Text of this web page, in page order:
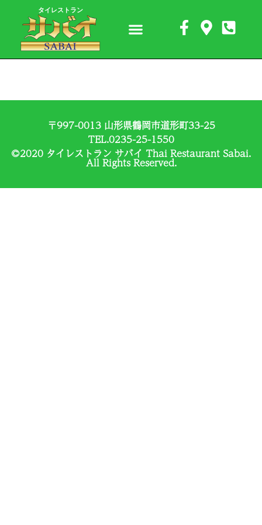
タイレストラン
〒997-0013 山形県鶴岡市道形町33-25
TEL.0235-25-1550
©2020 タイレストラン サバイ Thai Restaurant Sabai.
All Rights Reserved.